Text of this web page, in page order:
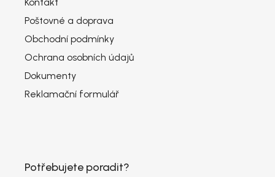
Poštovné a doprava
Obchodní podmínky
Ochrana osobních údajů
Dokumenty
Reklamační formulář
Potřebujete poradit?